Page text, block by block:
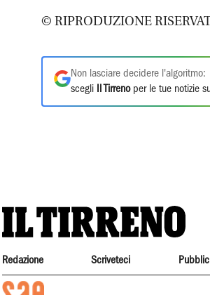
© RIPRODUZIONE
Non lasciare decidere l'algoritmo:
scegli
Il Tirrenoper le tue notizie
Redazione Scriveteci